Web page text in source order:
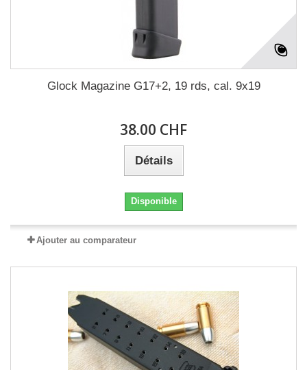
Glock Magazine G17+2, 19 rds, cal. 9x19
38.00 CHF
Détails
Disponible
Ajouter au comparateur